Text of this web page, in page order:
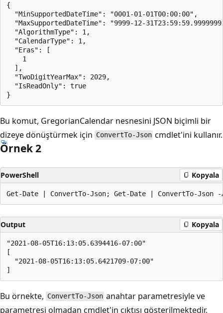
{
  "MinSupportedDateTime": "0001-01-01T00:00:00",
"MaxSupportedDateTime": "9999-12-
  "AlgorithmType": 1,
  "CalendarType": 1,
  "Eras": [
    1
  ],
  "TwoDigitYearMax": 2029,
  "IsReadOnly": true
Bu komut, GregorianCalendar nesnesini JSON biçimli bir
dizeye dönüştürmek için ConvertTo-Json cmdlet'ini kullanır.
Örnek 2
PowerShell Kopyala
Output Kopyala
"2021-08-05T16:13:05.6394416-07:00"
[
  "2021-08-05T16:13:05.6421709-07:00"
Bu örnekte, ConvertTo-Json anahtar parametresiyle ve
parametresi olmadan cmdlet'in çıktısı gösterilmektedir.